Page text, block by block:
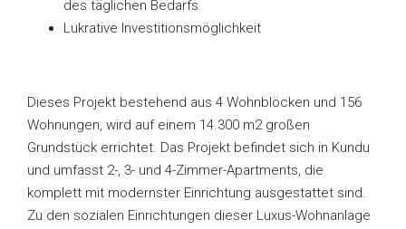
des täglichen Bedarfs
Lukrative Investitionsmöglichkeit
Dieses Projekt bestehend aus 4 Wohnblöcken und 156
Wohnungen, wird auf einem 14.300 m2 großen
Grundstück errichtet. Das Projekt befindet sich in Kundu
und umfasst 2-, 3- und 4-Zimmer-Apartments, die
komplett mit modernster Einrichtung ausgestattet sind.
Zu den sozialen Einrichtungen dieser Luxus-Wohnanlage